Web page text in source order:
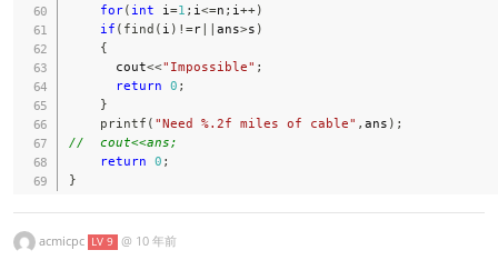
for( int i =1 ; i <=n ; i ++)
if ( find ( i ) !=r|| ans>s )
{
      cout
<<"Impossible" ;
return 0 ;
}
printf ( "Need %.2f miles of cable" , ans ) ;
//  cout<<ans;
return 0 ;
}
acmicpc LV 9 @ 10 年前